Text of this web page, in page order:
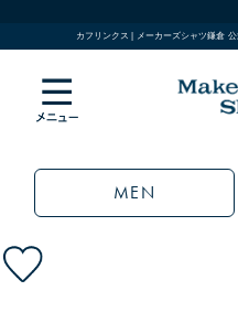
カフリンクス | メーカーズシャツ鎌倉
MEN